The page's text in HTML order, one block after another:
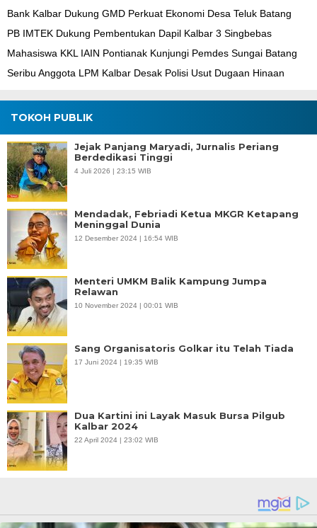
Bank Kalbar Dukung GMD Perkuat Ekonomi Desa Teluk Batang
PB IMTEK Dukung Pembentukan Dapil Kalbar 3 Singbebas
Mahasiswa KKL IAIN Pontianak Kunjungi Pemdes Sungai Batang
Seribu Anggota LPM Kalbar Desak Polisi Usut Dugaan Hinaan
TOKOH PUBLIK
Jejak Panjang Maryadi, Jurnalis Periang
Berdedikasi Tinggi
4 Juli 2026 | 23:15 WIB
Mendadak, Febriadi Ketua MKGR Ketapang
Meninggal Dunia
12 Desember 2024 | 16:54 WIB
Menteri UMKM Balik Kampung Jumpa
Relawan
10 November 2024 | 00:01 WIB
Sang Organisatoris Golkar itu Telah Tiada
17 Juni 2024 | 19:35 WIB
Dua Kartini ini Layak Masuk Bursa Pilgub
Kalbar 2024
22 April 2024 | 23:02 WIB